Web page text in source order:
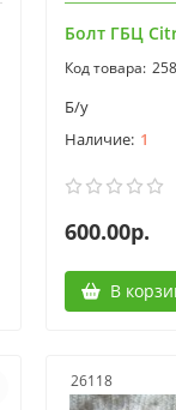
Болт ГБЦ
Б/у
1
600.00р.
В
26118